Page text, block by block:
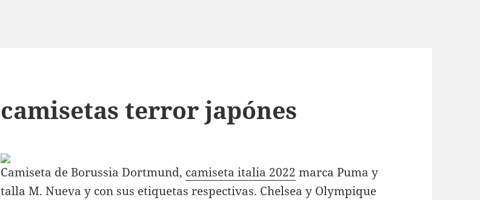
camisetas terror japónes
Camiseta de Borussia Dortmund, camiseta italia 2022 marca Puma y
talla M. Nueva y con sus etiquetas respectivas. Chelsea y Olympique